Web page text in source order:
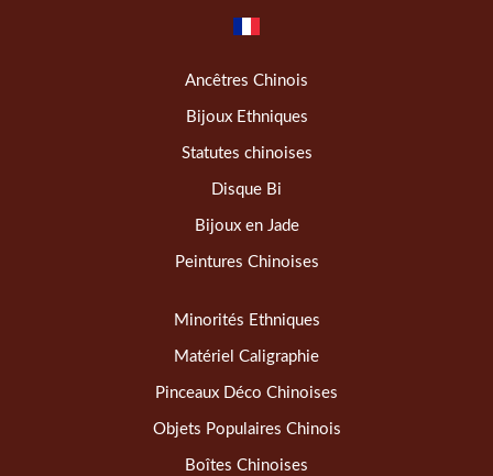
Ancêtres Chinois
Bijoux Ethniques
Statutes chinoises
Disque Bi
Bijoux en Jade
Peintures Chinoises
Minorités Ethniques
Matériel Caligraphie
Pinceaux Déco Chinoises
Objets Populaires Chinois
Boîtes Chinoises